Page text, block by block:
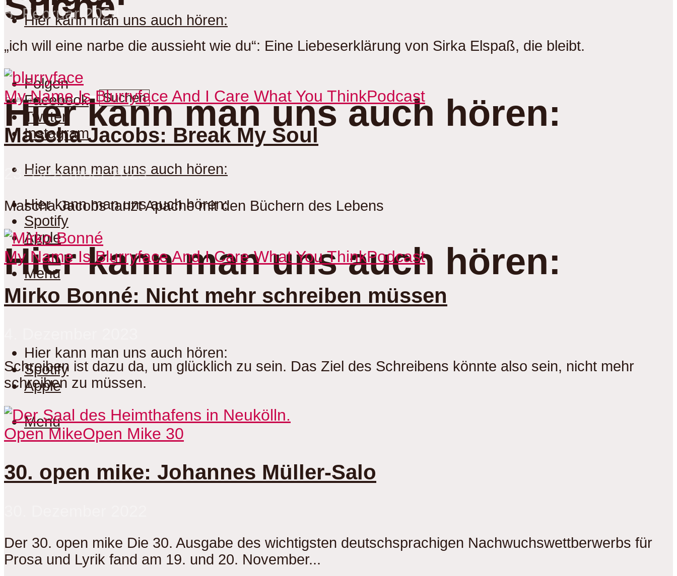
Suchen
Hier kann man uns auch hören:
Hier kann man uns auch hören:
Hier kann man uns auch hören:
Spotify
Apple
Menu
Folgen
Facebook
Twitter
Instagram
Hier kann man uns auch hören:
Hier kann man uns auch hören:
Hier kann man uns auch hören:
Spotify
Apple
Menu
5. Februar 2024
„ich will eine narbe die aussieht wie du“: Eine Liebeserklärung von Sirka Elspaß, die bleibt.
My Name Is Blurryface And I Care What You ThinkPodcast
Mascha Jacobs: Break My Soul
23. Dezember 2023
Mascha Jacobs tanzt Apache mit den Büchern des Lebens
My Name Is Blurryface And I Care What You ThinkPodcast
Mirko Bonné: Nicht mehr schreiben müssen
Schreiben ist dazu da, um glücklich zu sein. Das Ziel des Schreibens könnte also sein, nicht mehr
schreiben zu müssen.
Open MikeOpen Mike 30
30. open mike: Johannes Müller-Salo
Der 30. open mike Die 30. Ausgabe des wichtigsten deutschsprachigen Nachwuchswettberwerbs für
Prosa und Lyrik fand am 19. und 20. November...